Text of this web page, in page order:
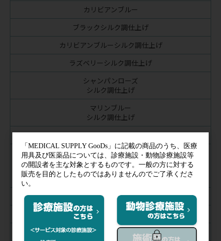
カリビアンブルー
ブラックシルク調仕上げ
カリビアンブルーシルク調仕上げ
ラズベリーシルク調仕上げ
シャンパンローズ
シルク調仕上げ
マリンブルー
シルク調仕上げ
チョコレート
ターコイズ
グレー
ライムグリーン
ネイビーブルー
セイルブルー